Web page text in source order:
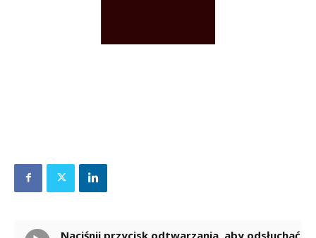
Naciśnij przycisk odtwarzania, aby odsłuchać